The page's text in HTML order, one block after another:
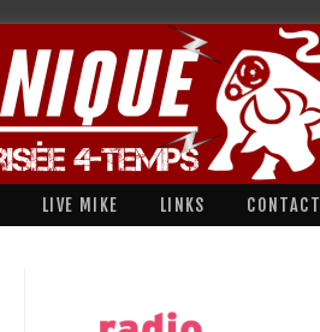
LIVE MIKE LINKS CONTACT